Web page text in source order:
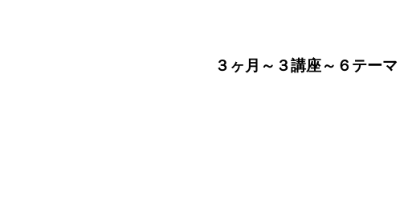
３ヶ月～３講座～６テーマ